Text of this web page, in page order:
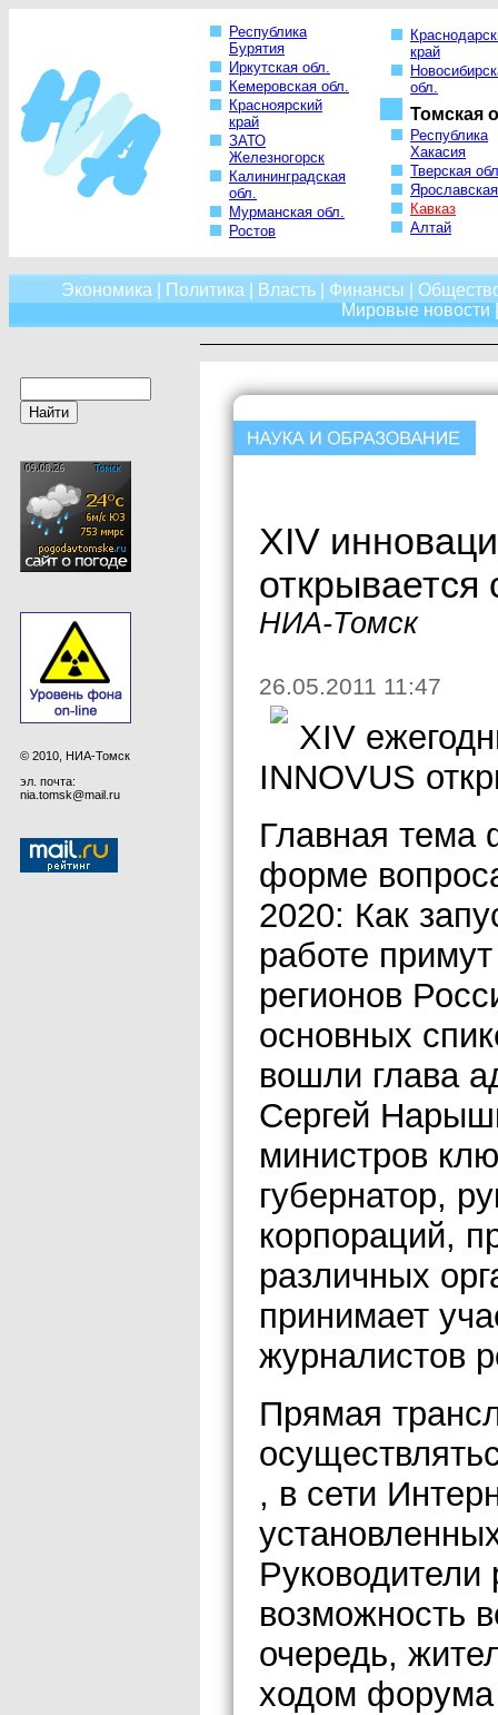
Республика
Бурятия
Иркутская обл.
Кемеровская обл.
Красноярский
край
ЗАТО
Железногорск
Калининградская
обл.
Мурманская обл.
Ростов
край
обл.
Томская
Республика
Хакасия
Тверская
Кавказ
Алтай
Экономика Политика Власть Финансы
Мировые новости
© 2010, НИА-Томск
эл. почта:
nia.tomsk@mail.ru
XIV
открывается
НИА-Томск
26.05.2011 11:47
XIV
INNOVUS
Главная
форме
2020: Как
работе
регионов
основных
вошли глава
Сергей
министров
губернатор,
корпораций,
различных
принимает
журналистов
Прямая
, в сети
Руководители
возможность
очередь,
ходом форума